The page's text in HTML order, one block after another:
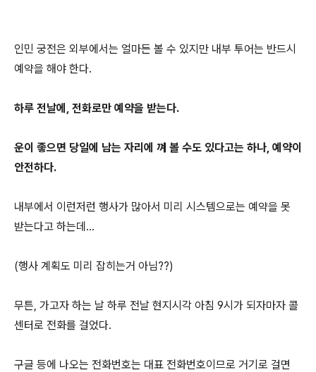
인민 궁전은 외부에서는 얼마든 볼 수 있지만 내부 투어는 반드시
예약을 해야 한다.
하루 전날에, 전화로만 예약을 받는다.
운이 좋으면 당일에 남는 자리에 껴 볼 수도 있다고는 하나, 예약이
안전하다.
내부에서 이런저런 행사가 많아서 미리 시스템으로는 예약을 못
받는다고 하는데...
(행사 계획도 미리 잡히는거 아님??)
무튼, 가고자 하는 날 하루 전날 현지시각 아침 9시가 되자마자 콜
센터로 전화를 걸었다.
구글 등에 나오는 전화번호는 대표 전화번호이므로 거기로 걸면